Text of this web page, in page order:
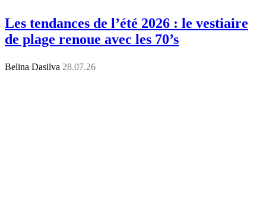
Les tendances de l’été 2026 : le vestiaire
de plage renoue avec les 70’s
Belina Dasilva 28.07.26